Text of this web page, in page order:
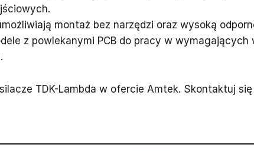
montaż bez narzędzi oraz wysoką
z powlekanymi PCB do pracy w wymagających
TDK-Lambda w ofercie Amtek. Skontaktuj się